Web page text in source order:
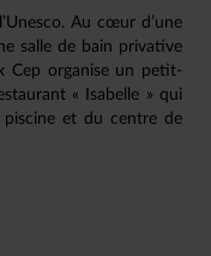
Au cœur d’une
salle de bain privative
Cep organise un petit-
« Isabelle » qui
piscine et du centre de